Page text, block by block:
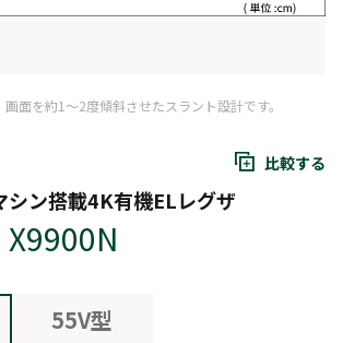
面を約1～2度傾斜させたスラント設計です。
比較する
シン搭載4K有機ELレグザ
55V型